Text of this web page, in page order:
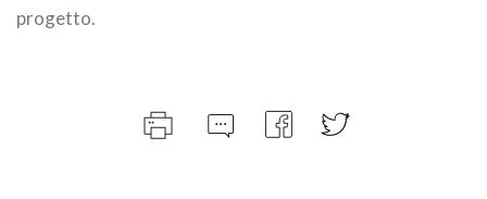
progetto.